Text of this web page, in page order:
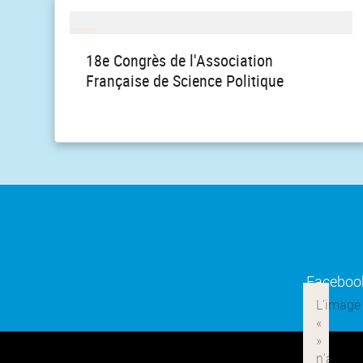
18e Congrès de l'Association
Française de Science Politique